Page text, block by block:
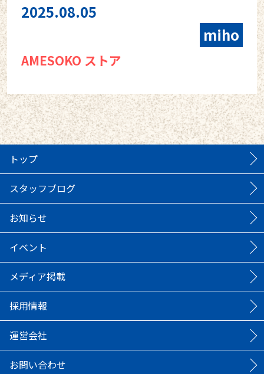
2025.08.05
miho
AMESOKO ストア
トップ
スタッフブログ
お知らせ
イベント
メディア掲載
採用情報
運営会社
お問い合わせ